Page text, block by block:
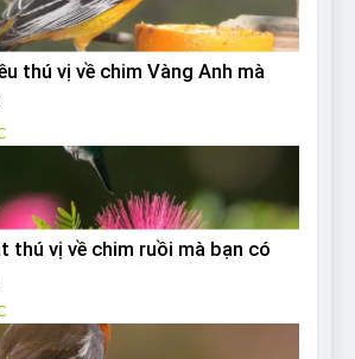
thú vị về chim Vàng Anh mà
thú vị về chim ruồi mà bạn có